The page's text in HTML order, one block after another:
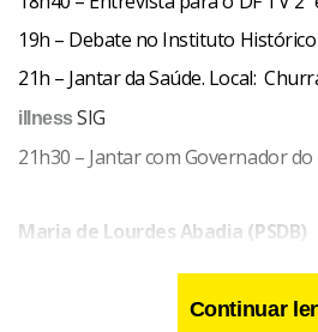
19h – Debate no Instituto
21h – Jantar da Saúde. Local:
illnessSIG
21h30 – Jantar com Governador
Maria de Lourdes Abadia (PSDB)
8h – Caminhadas em Ceilândia
16h – Caminhadas em Ceilândia
Continuar